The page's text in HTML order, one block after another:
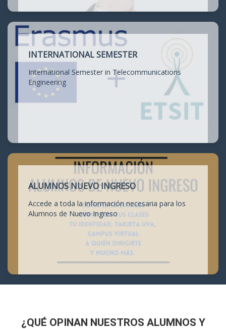
INTERNATIONAL SEMESTER
International Semester in Telecommunications
Engineering
ALUMNOS NUEVO INGRESO
Accede a toda la información necesaria para los
Alumnos de Nuevo Ingreso
¿QUÉ OPINAN NUESTROS ALUMNOS Y